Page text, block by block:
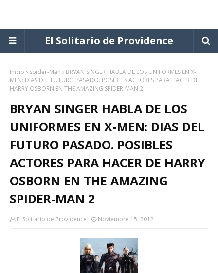
El Solitario de Providence
Inicio Spider-Man
BRYAN SINGER HABLA DE LOS UNIFORMES EN X-
MEN: DIAS DEL FUTURO PASADO. POSIBLES ACTORES PARA HACER DE
HARRY OSBORN EN THE AMAZING SPIDER-MAN 2
BRYAN SINGER HABLA DE LOS
UNIFORMES EN X-MEN: DIAS DEL
FUTURO PASADO. POSIBLES
ACTORES PARA HACER DE HARRY
OSBORN EN THE AMAZING
SPIDER-MAN 2
El Solitario de Providence Noviembre 15, 2012